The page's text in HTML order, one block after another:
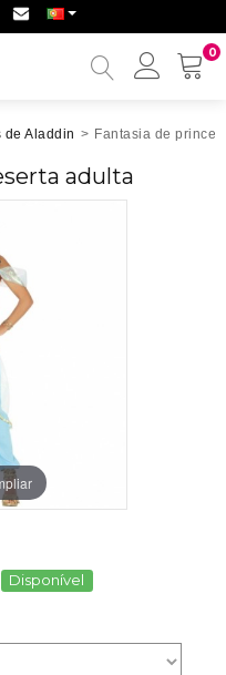
0
Minha
de Aladdin > Fantasia de
adulta
Disponível